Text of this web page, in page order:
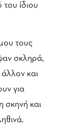
του ίδιου
τους
σκληρά,
και
για
σκηνή και